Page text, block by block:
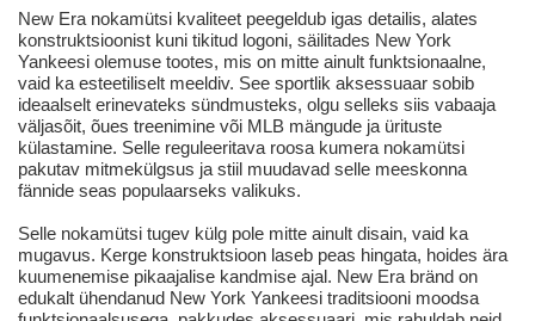
New Era nokamütsi kvaliteet peegeldub igas detailis, alates
konstruktsioonist kuni tikitud logoni, säilitades New York
Yankeesi olemuse tootes, mis on mitte ainult funktsionaalne,
vaid ka esteetiliselt meeldiv. See sportlik aksessuaar sobib
ideaalselt erinevateks sündmusteks, olgu selleks siis vabaaja
väljasõit, õues treenimine või MLB mängude ja ürituste
külastamine. Selle reguleeritava roosa kumera nokamütsi
pakutav mitmekülgsus ja stiil muudavad selle meeskonna
fännide seas populaarseks valikuks.
Selle nokamütsi tugev külg pole mitte ainult disain, vaid ka
mugavus. Kerge konstruktsioon laseb peas hingata, hoides ära
kuumenemise pikaajalise kandmise ajal. New Era bränd on
edukalt ühendanud New York Yankeesi traditsiooni moodsa